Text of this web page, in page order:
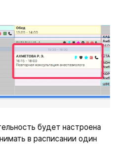
будет настроена
в расписании один